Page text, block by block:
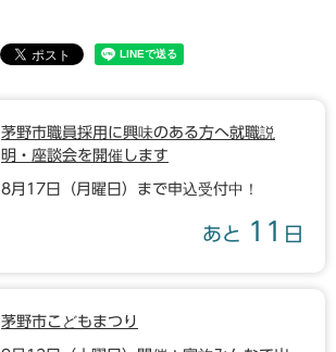
茅野市職員採用に興味のある方へ就職説
明・座談会を開催します
8月17日（月曜日）まで申込受付中！
あと 11 日
茅野市こどもまつり